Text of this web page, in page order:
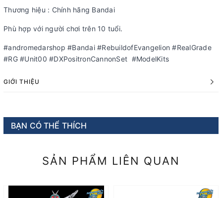
Thương hiệu : Chính hãng Bandai
Phù hợp với người chơi trên 10 tuổi.
#andromedarshop #Bandai #RebuildofEvangelion #RealGrade
#RG #Unit00 #DXPositronCannonSet #ModelKits
GIỚI THIỆU
BẠN CÓ THỂ THÍCH
SẢN PHẨM LIÊN QUAN